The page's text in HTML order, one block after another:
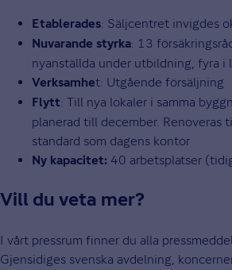
Etablerades: Säljcentret invigdes
Nuvarande styrka: 13
nyanställda under utbildning, fyra i
Verksamhet: Utgående försäljning
Flytt: Till nya lokaler i samma
planerad till december. Renoveras
standard som dagens kontor
Ny kapacitet: 40 arbetsplatser
Vill du veta mer?
I vårt pressrum finner du alla
Gjensidiges svenska avdelning,